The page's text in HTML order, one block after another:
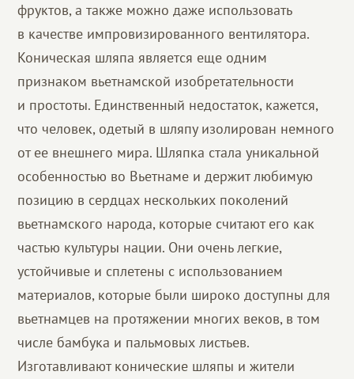
фруктов, а также можно даже использовать
в качестве импровизированного вентилятора.
Коническая шляпа является еще одним
признаком вьетнамской изобретательности
и простоты. Единственный недостаток, кажется,
что человек, одетый в шляпу изолирован немного
от ее внешнего мира. Шляпка стала уникальной
особенностью во Вьетнаме и держит любимую
позицию в сердцах нескольких поколений
вьетнамского народа, которые считают его как
частью культуры нации. Они очень легкие,
устойчивые и сплетены с использованием
материалов, которые были широко доступны для
вьетнамцев на протяжении многих веков, в том
числе бамбука и пальмовых листьев.
Изготавливают конические шляпы и жители